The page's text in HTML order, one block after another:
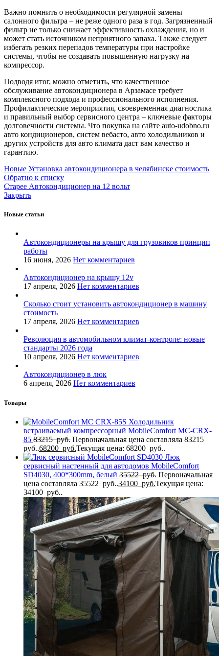
Важно помнить о необходимости регулярной замены
салонного фильтра – не реже одного раза в год. Загрязненный
фильтр не только снижает эффективность охлаждения, но и
может стать источником неприятного запаха. Также следует
избегать резких перепадов температуры при настройке
системы, чтобы не создавать повышенную нагрузку на
компрессор.
Подводя итог, можно отметить, что качественное
обслуживание автокондиционера в Арзамасе требует
комплексного подхода и профессионального исполнения.
Профилактические мероприятия, своевременная диагностика
и правильный выбор сервисного центра – ключевые факторы
долговечности системы. Что покупка на сайте auto-udobno.ru
авто кондиционеров, систем вебасто, авто холодильников и
других устройств для авто климата даст вам качество и
гарантию.
Новые Установка автокондиционера в челябинске стоимость
Обратно к списку
Старее Автокондиционер на 12 вольт
Закрыть
Новые статьи
Автокондиционеры на крышу для грузовиков принцип
работы
16 июня, 2026 Нет комментариев
Автокондиционер на крышу 12v
17 апреля, 2026 Нет комментариев
Сколько стоит установить автокондиционер в машину
стоимость
17 апреля, 2026 Нет комментариев
Революция в автомобильном климат-контроле: новые
стандарты 2026 года
10 апреля, 2026 Нет комментариев
Автокондиционер в люк
6 апреля, 2026 Нет комментариев
Товары
Холодильник
встраиваемый компрессорный MobileComfort MC-CRX-
85 83215руб. Первоначальная цена составляла 83215
руб..68200 руб.Текущая цена: 68200 руб..
Люк
сервисный настенный для автодомов MobileComfort
SD4030, 400*300mm, белый 35522руб. Первоначальная
цена составляла 35522 руб..34100 руб.Текущая цена:
34100 руб..